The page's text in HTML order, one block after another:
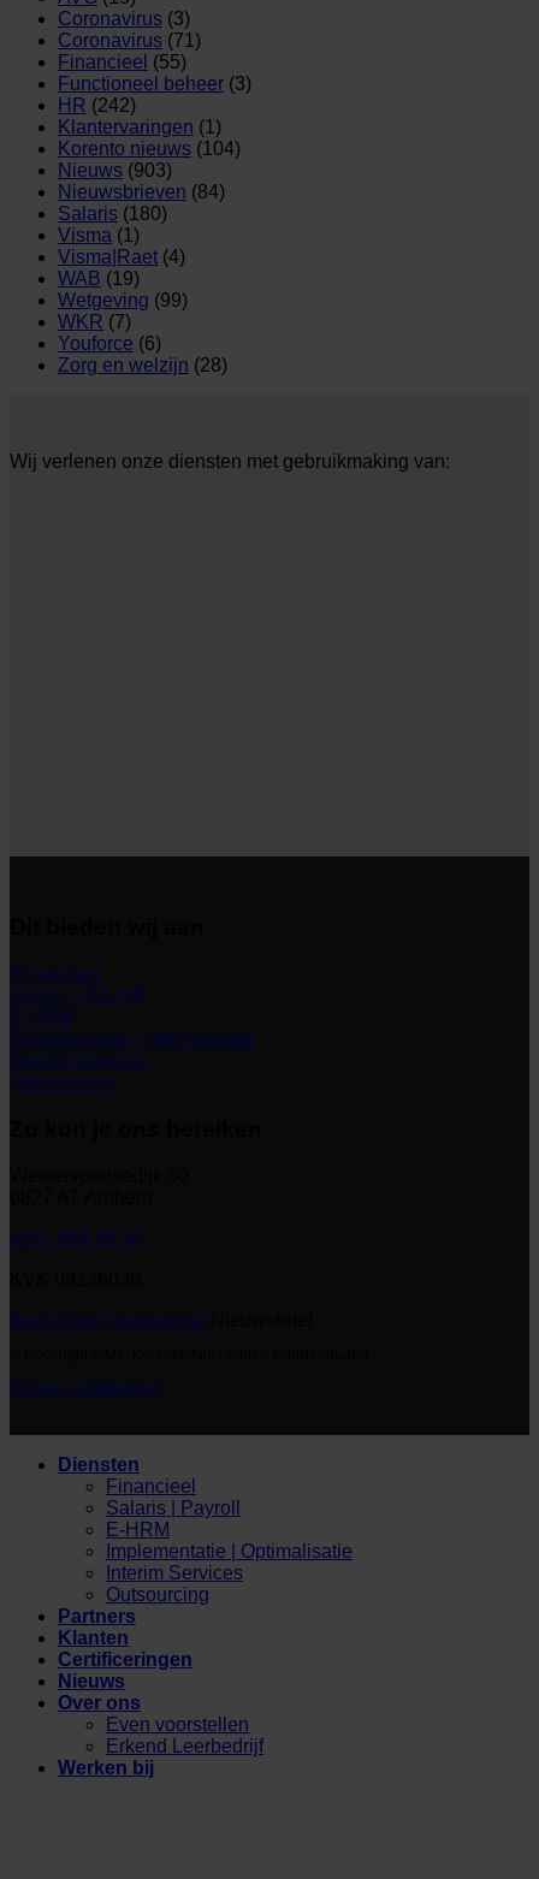
Coronavirus (3)
Coronavirus (71)
Financieel (55)
Functioneel beheer (3)
HR (242)
Klantervaringen (1)
Korento nieuws (104)
Nieuws (903)
Nieuwsbrieven (84)
Salaris (180)
Visma (1)
Visma|Raet (4)
WAB (19)
Wetgeving (99)
WKR (7)
Youforce (6)
Zorg en welzijn (28)
Wij verlenen onze diensten met gebruikmaking van:
Financieel
Salaris | Payroll
E-HRM
Implementatie | Optimalisatie
Interim Services
Outsourcing
026 - 389 89 00
Inschrijven nieuwsbrief
Privacy statement
Diensten
Financieel
Salaris | Payroll
E-HRM
Implementatie | Optimalisatie
Interim Services
Outsourcing
Partners
Klanten
Certificeringen
Nieuws
Over ons
Even voorstellen
Erkend Leerbedrijf
Werken bij